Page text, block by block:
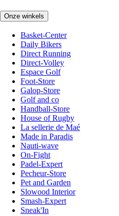
Onze winkels
Basket-Center
Daily Bikers
Direct Running
Direct-Volley
Espace Golf
Foot-Store
Galop-Store
Golf and co
Handball-Store
House of Rugby
La sellerie de Maé
Made in Paradis
Nauti-wave
On-Fight
Padel-Expert
Pecheur-Store
Pet and Garden
Slowood Interior
Smash-Expert
Sneak'In